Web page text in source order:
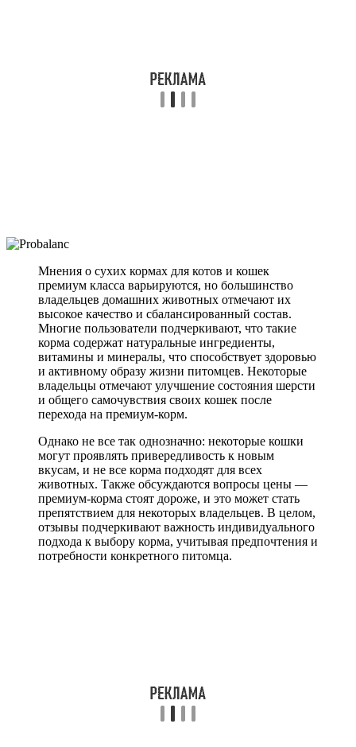
Мнения о сухих кормах для котов и кошек
премиум класса варьируются, но большинство
владельцев домашних животных отмечают их
высокое качество и сбалансированный состав.
Многие пользователи подчеркивают, что такие
корма содержат натуральные ингредиенты,
витамины и минералы, что способствует здоровью
и активному образу жизни питомцев. Некоторые
владельцы отмечают улучшение состояния шерсти
и общего самочувствия своих кошек после
перехода на премиум-корм.
Однако не все так однозначно: некоторые кошки
могут проявлять привередливость к новым
вкусам, и не все корма подходят для всех
животных. Также обсуждаются вопросы цены —
премиум-корма стоят дороже, и это может стать
препятствием для некоторых владельцев. В целом,
отзывы подчеркивают важность индивидуального
подхода к выбору корма, учитывая предпочтения и
потребности конкретного питомца.